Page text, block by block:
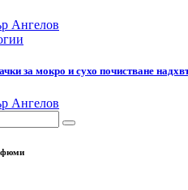
Ангелов
за мокро и сухо почистване
Ангелов